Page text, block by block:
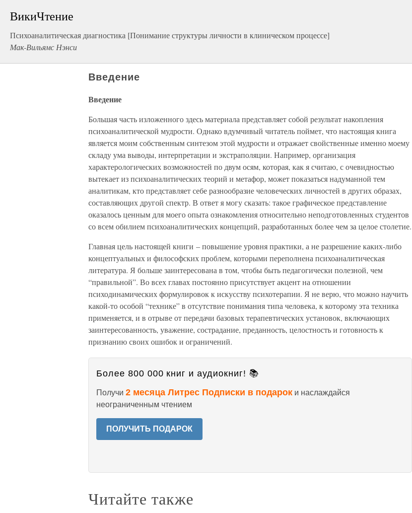
ВикиЧтение
Психоаналитическая диагностика [Понимание структуры личности в клиническом процессе]
Мак-Вильямс Нэнси
Введение
Введение
Большая часть изложенного здесь материала представляет собой результат накопления
психоаналитической мудрости. Однако вдумчивый читатель поймет, что настоящая книга
является моим собственным синтезом этой мудрости и отражает свойственные именно моему
складу ума выводы, интерпретации и экстраполяции. Например, организация
характерологических возможностей по двум осям, которая, как я считаю, с очевидностью
вытекает из психоаналитических теорий и метафор, может показаться надуманной тем
аналитикам, кто представляет себе разнообразие человеческих личностей в других образах,
составляющих другой спектр. В ответ я могу сказать: такое графическое представление
оказалось ценным для моего опыта ознакомления относительно неподготовленных студентов
со всем обилием психоаналитических концепций, разработанных более чем за целое столетие.
Главная цель настоящей книги – повышение уровня практики, а не разрешение каких-либо
концептуальных и философских проблем, которыми переполнена психоаналитическая
литература. Я больше заинтересована в том, чтобы быть педагогически полезной, чем
“правильной”. Во всех главах постоянно присутствует акцент на отношении
психодинамических формулировок к искусству психотерапии. Я не верю, что можно научить
какой-то особой “технике” в отсутствие понимания типа человека, к которому эта техника
применяется, и в отрыве от передачи базовых терапевтических установок, включающих
заинтересованность, уважение, сострадание, преданность, целостность и готовность к
признанию своих ошибок и ограничений.
Более 800 000 книг и аудиокниг! 📚
Получи 2 месяца Литрес Подписки в подарок и наслаждайся
неограниченным чтением
ПОЛУЧИТЬ ПОДАРОК
Читайте также